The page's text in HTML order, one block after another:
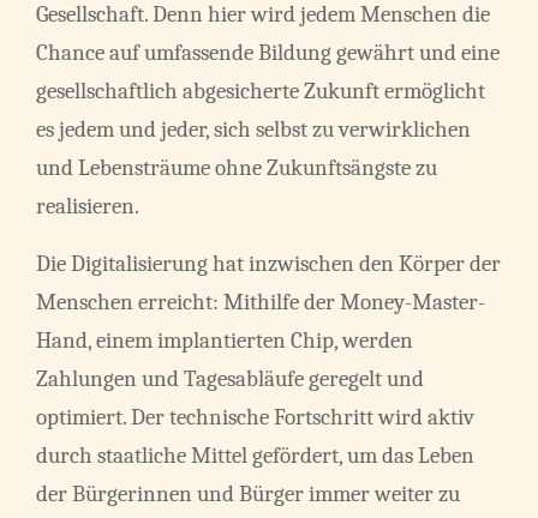
Gesellschaft. Denn hier wird jedem Menschen die
Chance auf umfassende Bildung gewährt und eine
gesellschaftlich abgesicherte Zukunft ermöglicht
es jedem und jeder, sich selbst zu verwirklichen
und Lebensträume ohne Zukunftsängste zu
realisieren.
Die Digitalisierung hat inzwischen den Körper der
Menschen erreicht: Mithilfe der Money-Master-
Hand, einem implantierten Chip, werden
Zahlungen und Tagesabläufe geregelt und
optimiert. Der technische Fortschritt wird aktiv
durch staatliche Mittel gefördert, um das Leben
der Bürgerinnen und Bürger immer weiter zu